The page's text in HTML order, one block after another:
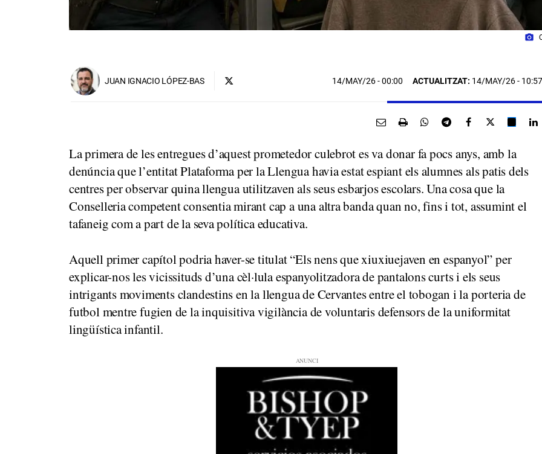
photo_camera
JUAN IGNACIO LÓPEZ-BAS 14/MAY/26- 00:00 ACTUALITZAT: 14/MAY/26 - 10:57
La primera de les entregues d’aquest prometedor culebrot es va donar fa pocs anys, amb la
denúncia que l’entitat Plataforma per la Llengua havia estat espiant els alumnes als patis dels
centres per observar quina llengua utilitzaven als seus esbarjos escolars. Una cosa que la
Conselleria competent consentia mirant cap a una altra banda quan no, fins i tot, assumint el
tafaneig com a part de la seva política educativa.
Aquell primer capítol podria haver-se titulat “Els nens que xiuxiuejaven en espanyol” per
explicar-nos les vicissituds d’una cèl·lula espanyolitzadora de pantalons curts i els seus
intrigants moviments clandestins en la llengua de Cervantes entre el tobogan i la porteria de
futbol mentre fugien de la inquisitiva vigilància de voluntaris defensors de la uniformitat
lingüística infantil.